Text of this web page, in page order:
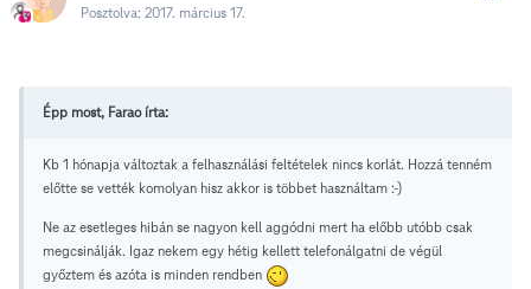
Posztolva: 2017. március 17.
Épp most, Farao írta:
Kb 1 hónapja változtak a felhasználási feltételek nincs korlát. Hozzá tenném
előtte se vették komolyan hisz akkor is többet használtam :-)
Ne az esetleges hibán se nagyon kell aggódni mert ha előbb utóbb csak
megcsinálják. Igaz nekem egy hétig kellett telefonálgatni de végül
győztem és azóta is minden rendben